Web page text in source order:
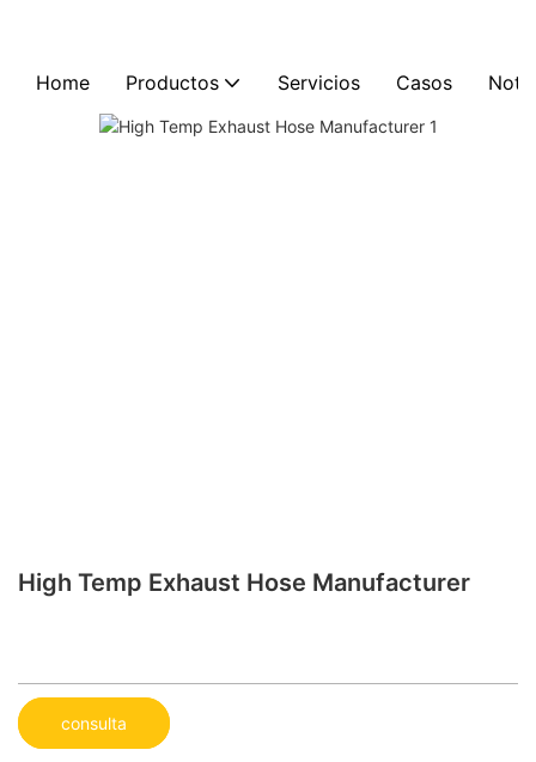
Home Productos Servicios Casos
High Temp Exhaust Hose Manufacturer
consulta